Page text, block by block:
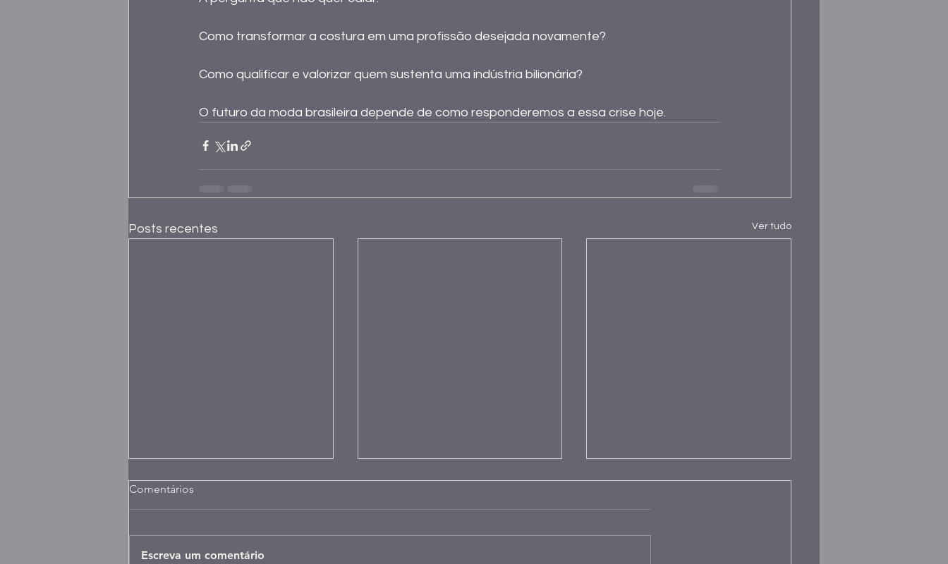
Como transformar a costura em uma profissão desejada novamente?
Como qualificar e valorizar quem sustenta uma indústria bilionária?
O futuro da moda brasileira depende de como responderemos a essa crise hoje.
Posts recentes Ver tudo
Comentários
Escreva um comentário